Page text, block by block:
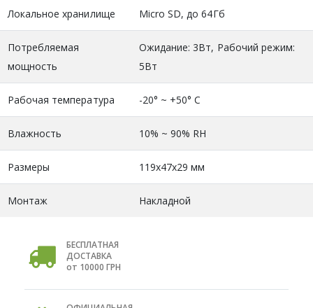
Локальное хранилище Micro SD, до 64Гб
Потребляемая
мощность
Ожидание: 3Вт, Рабочий режим:
5Вт
Рабочая температура -20° ~ +50° С
Влажность 10% ~ 90% RH
Размеры 119x47x29 мм
Монтаж Накладной
БЕСПЛАТНАЯ
ДОСТАВКА
от 10000 ГРН